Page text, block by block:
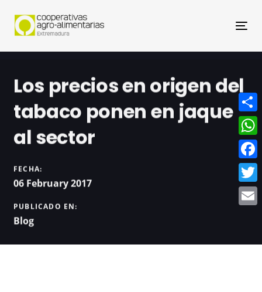
Los precios en origen del
tabaco ponen en jaque
al sector
FECHA:
06 February 2017
PUBLICADO EN:
Blog